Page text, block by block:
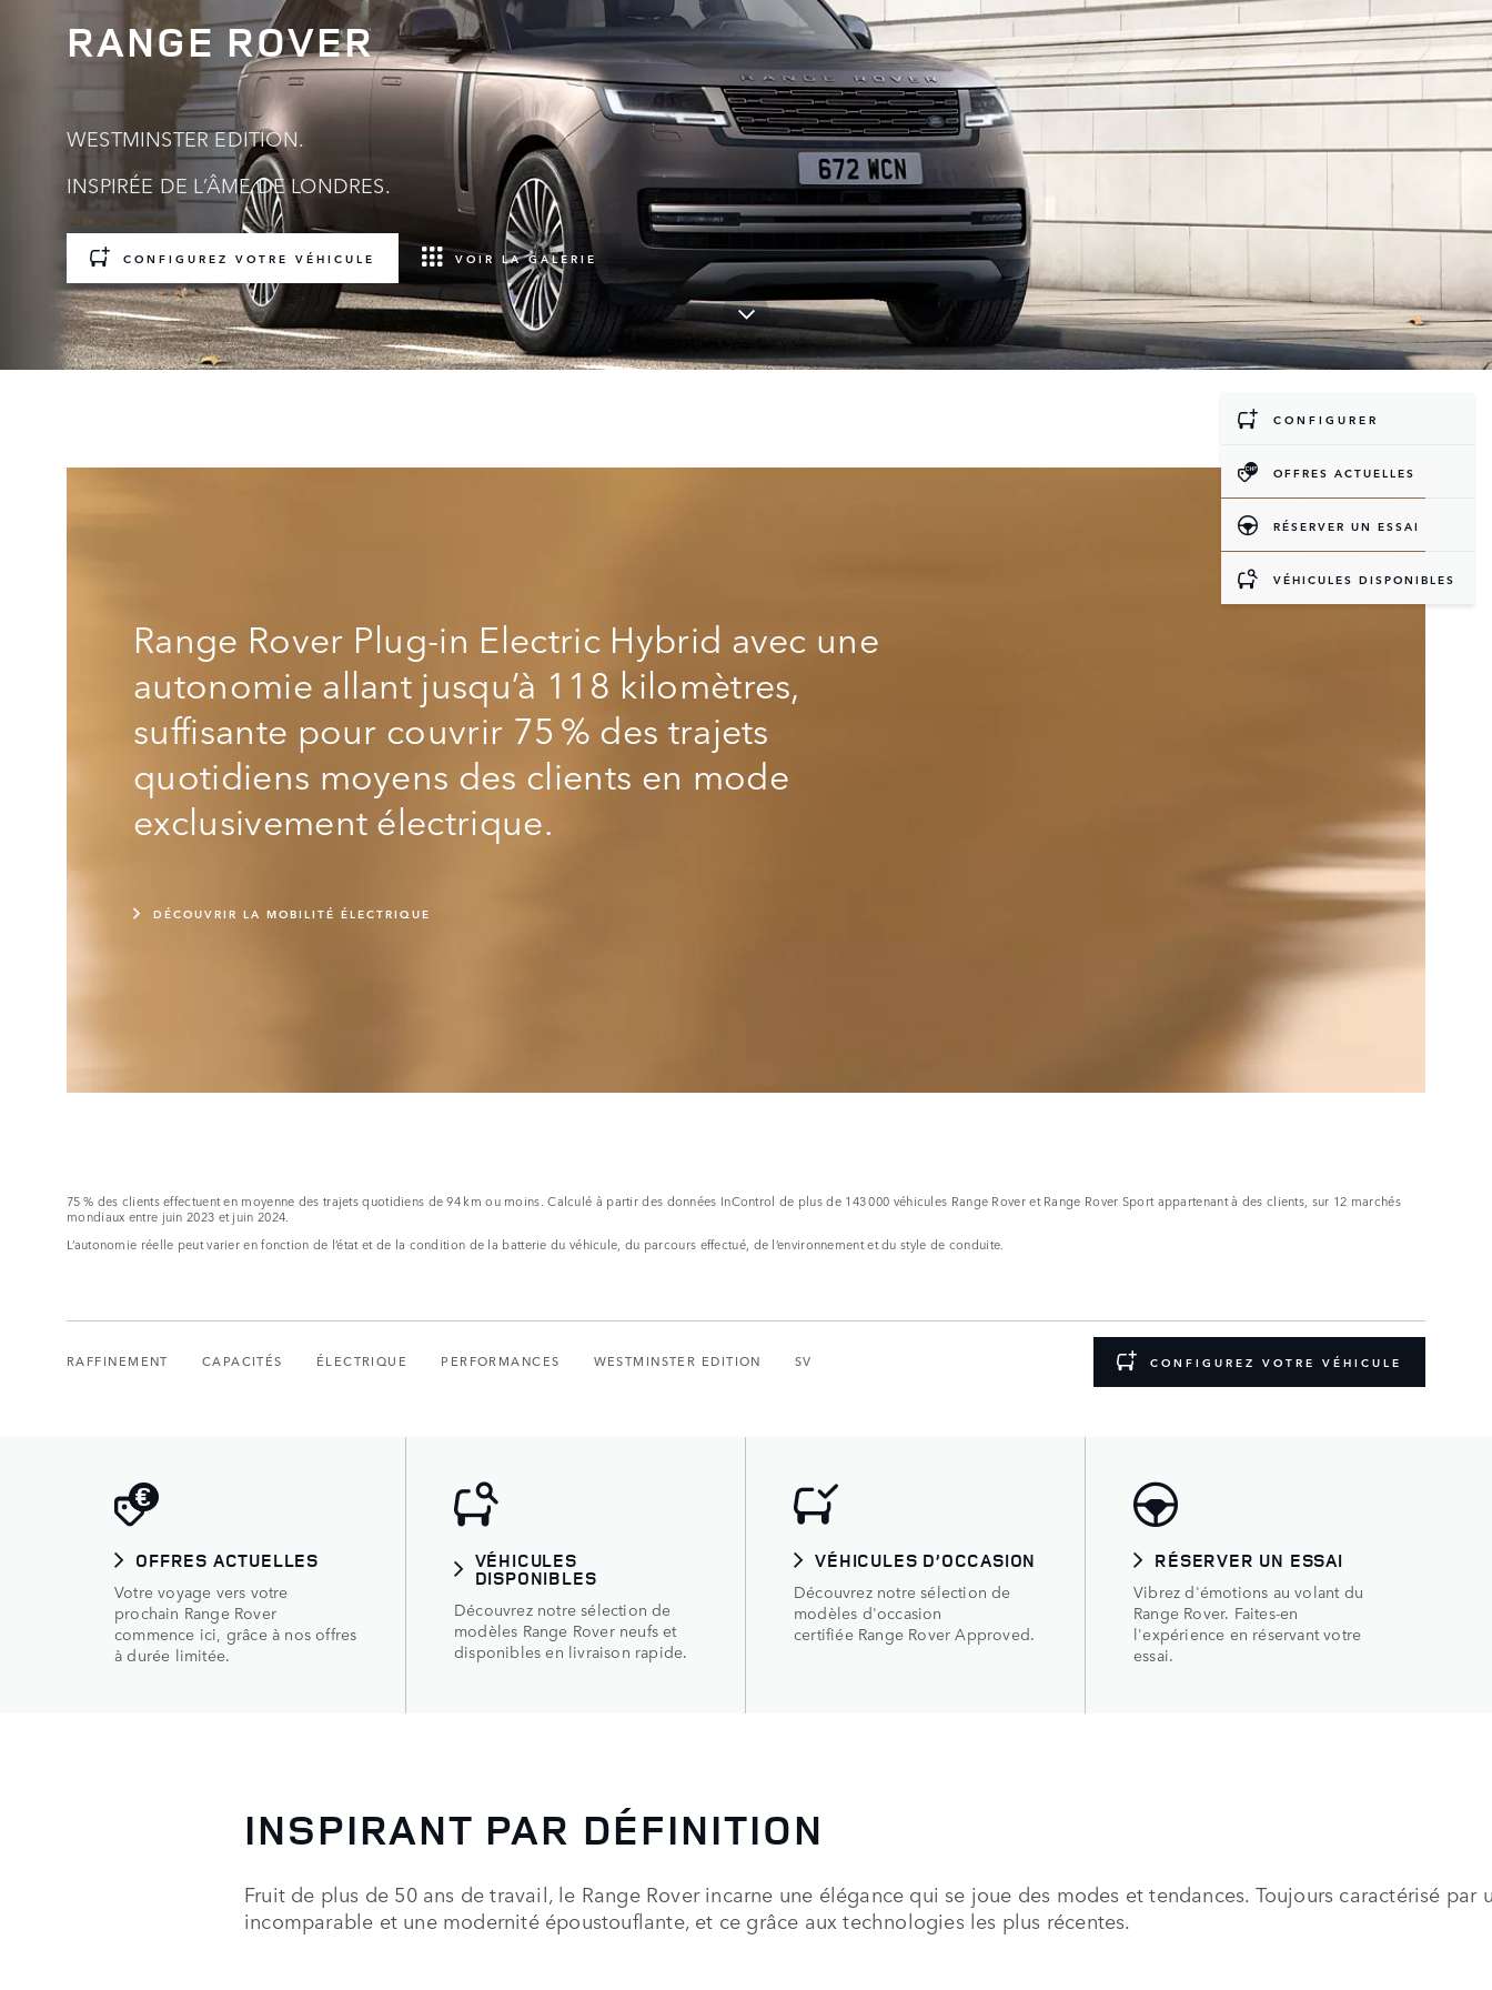
RANGE ROVER
WESTMINSTER EDITION.
INSPIRÉE DE L’ÂME DE LONDRES.
CONFIGUREZ VOTRE VÉHICULE VOIR LA GALERIE
Range Rover Plug‑in Electric Hybrid avec une
autonomie allant jusqu’à 118 kilomètres,
suffisante pour couvrir 75 % des trajets
quotidiens moyens des clients en mode
exclusivement électrique.
DÉCOUVRIR LA MOBILITÉ ÉLECTRIQUE
75 % des clients effectuent en moyenne des trajets quotidiens de 94 km ou moins. Calculé à partir des données InControl de plus de 143 000 véhicules Range Rover et Range Rover Sport appartenant à des clients, sur 12 marchés
mondiaux entre juin 2023 et juin 2024.
L’autonomie réelle peut varier en fonction de l’état et de la condition de la batterie du véhicule, du parcours effectué, de l’environnement et du style de conduite.
RAFFINEMENT CAPACITÉS ÉLECTRIQUE PERFORMANCES WESTMINSTER EDITION SV CONFIGUREZ VOTRE VÉHICULE
OFFRES ACTUELLES
Votre voyage vers votre
prochain Range Rover
commence ici, grâce à nos offres
à durée limitée.
VÉHICULES
DISPONIBLES
Découvrez notre sélection de
modèles Range Rover neufs et
disponibles en livraison rapide.
VÉHICULES D’OCCASION
Découvrez notre sélection de
modèles d'occasion
certifiée Range Rover Approved.
RÉSERVER UN ESSAI
Vibrez d'émotions au volant du
Range Rover. Faites-en
l'expérience en réservant votre
essai.
INSPIRANT PAR DÉFINITION
Fruit de plus de 50 ans de travail, le Range Rover incarne une élégance qui se joue des modes et tendances. Toujours caractérisé par
incomparable et une modernité époustouflante, et ce grâce aux technologies les plus récentes.
CONFIGURER
OFFRES ACTUELLES
RÉSERVER UN ESSAI
VÉHICULES DISPONIBLES